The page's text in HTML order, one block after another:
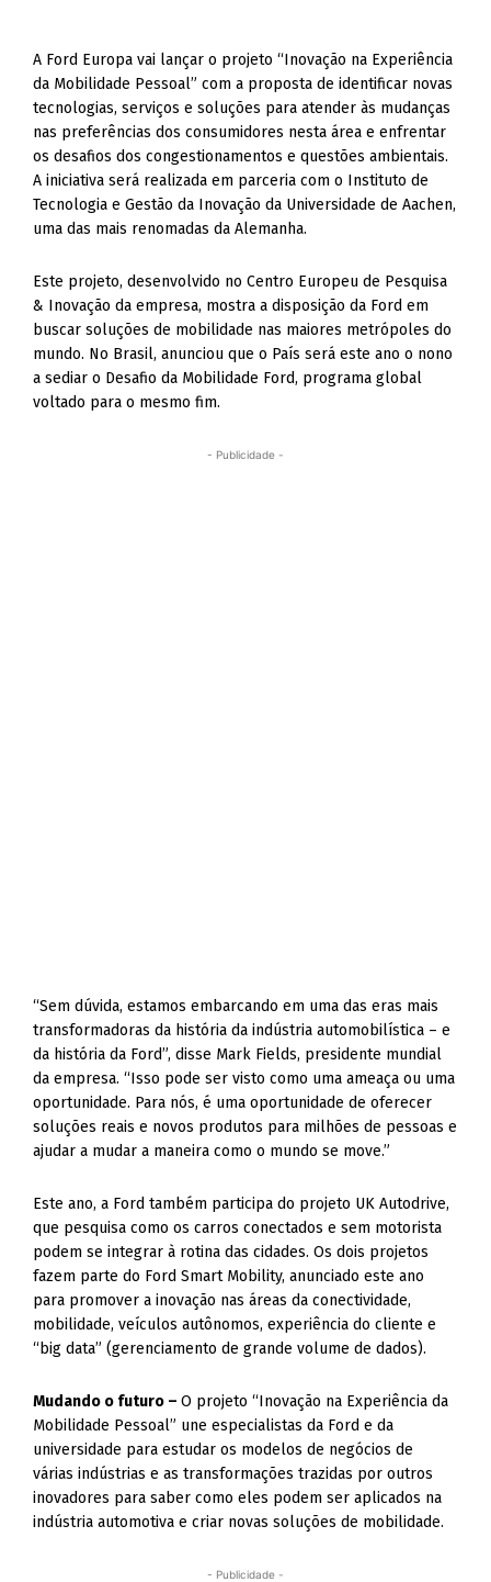
A Ford Europa vai lançar o projeto “Inovação na Experiência
da Mobilidade Pessoal” com a proposta de identificar novas
tecnologias, serviços e soluções para atender às mudanças
nas preferências dos consumidores nesta área e enfrentar
os desafios dos congestionamentos e questões ambientais.
A iniciativa será realizada em parceria com o Instituto de
Tecnologia e Gestão da Inovação da Universidade de Aachen,
uma das mais renomadas da Alemanha.
Este projeto, desenvolvido no Centro Europeu de Pesquisa
& Inovação da empresa, mostra a disposição da Ford em
buscar soluções de mobilidade nas maiores metrópoles do
mundo. No Brasil, anunciou que o País será este ano o nono
a sediar o Desafio da Mobilidade Ford, programa global
voltado para o mesmo fim.
- Publicidade -
“Sem dúvida, estamos embarcando em uma das eras mais
transformadoras da história da indústria automobilística – e
da história da Ford”, disse Mark Fields, presidente mundial
da empresa. “Isso pode ser visto como uma ameaça ou uma
oportunidade. Para nós, é uma oportunidade de oferecer
soluções reais e novos produtos para milhões de pessoas e
ajudar a mudar a maneira como o mundo se move.”
Este ano, a Ford também participa do projeto UK Autodrive,
que pesquisa como os carros conectados e sem motorista
podem se integrar à rotina das cidades. Os dois projetos
fazem parte do Ford Smart Mobility, anunciado este ano
para promover a inovação nas áreas da conectividade,
mobilidade, veículos autônomos, experiência do cliente e
“big data” (gerenciamento de grande volume de dados).
Mudando o futuro –O projeto “Inovação na Experiência da
Mobilidade Pessoal” une especialistas da Ford e da
universidade para estudar os modelos de negócios de
várias indústrias e as transformações trazidas por outros
inovadores para saber como eles podem ser aplicados na
indústria automotiva e criar novas soluções de mobilidade.
- Publicidade -